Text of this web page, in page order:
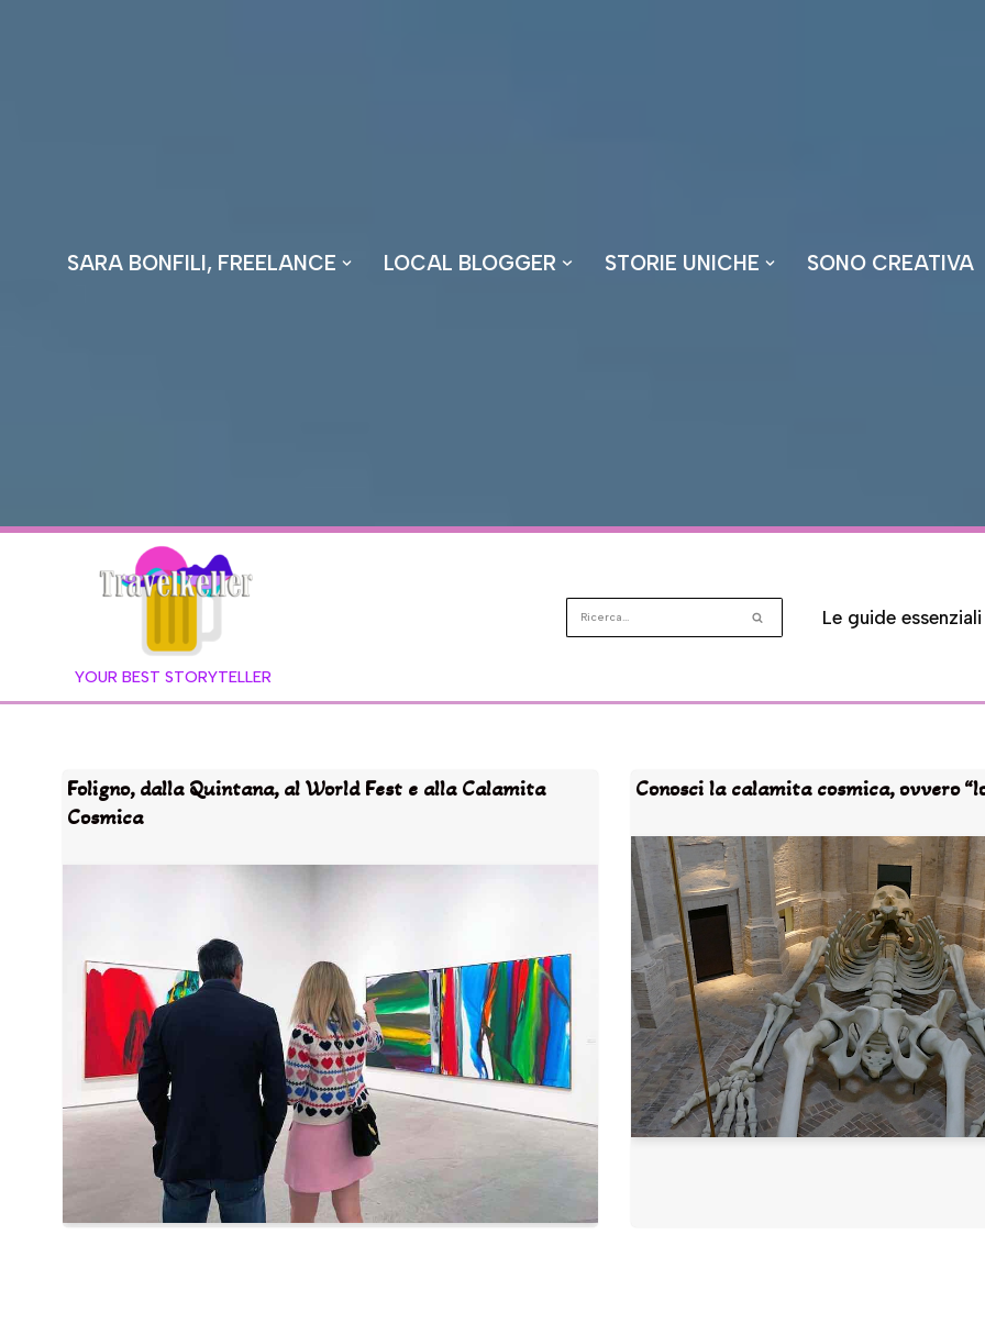
SARA BONFILI, FREELANCE LOCAL BLOGGER STORIE UNICHE SONO CREATIVA
YOUR BEST STORYTELLER
Le guide
Foligno, dalla Quintana, al World Fest e alla Calamita
Cosmica
Conosci la calamita cosmica, ovvero